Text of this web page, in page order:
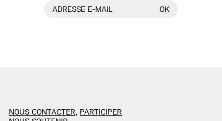
ADRESSE E-MAIL OK
NOUS CONTACTER, PARTICIPER